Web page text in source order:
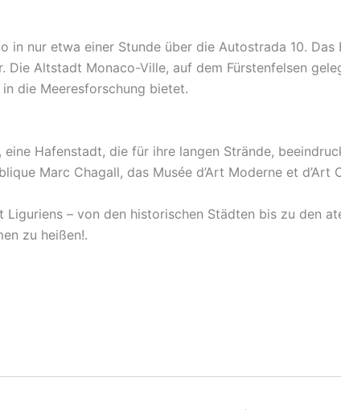
in nur etwa einer Stunde über die Autostrada 10.
Die Altstadt Monaco-Ville, auf dem Fürstenfelsen
die Meeresforschung bietet.
Hafenstadt, die für ihre langen Strände,
Marc Chagall, das Musée d’Art Moderne et
– von den historischen Städten bis zu den
zu heißen!.